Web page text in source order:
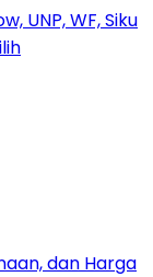
UNP, WF, Siku
dan Harga